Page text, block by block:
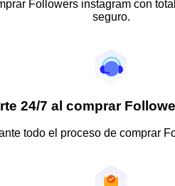
Followers instagram con
seguro.
24/7 al comprar
todo el proceso de comprar